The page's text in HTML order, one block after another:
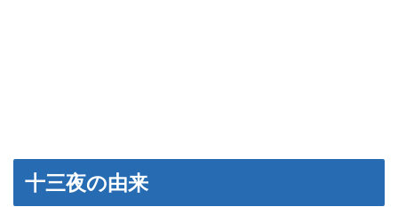
十三夜の由来